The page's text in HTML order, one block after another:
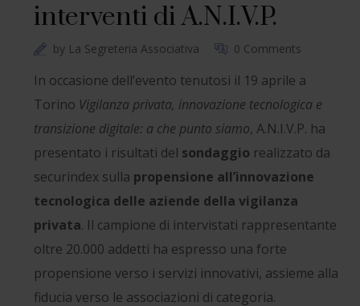
interventi di A.N.I.V.P.
by La Segreteria Associativa 0 Comments
In occasione dell’evento tenutosi il 19 aprile a
Torino Vigilanza privata, innovazione tecnologica e
transizione digitale: a che punto siamo, A.N.I.V.P. ha
presentato i risultati del sondaggio realizzato da
securindex sulla propensione all’innovazione
tecnologica delle aziende della vigilanza
privata. Il campione di intervistati rappresentante
oltre 20.000 addetti ha espresso una forte
propensione verso i servizi innovativi, assieme alla
fiducia verso le associazioni di categoria.